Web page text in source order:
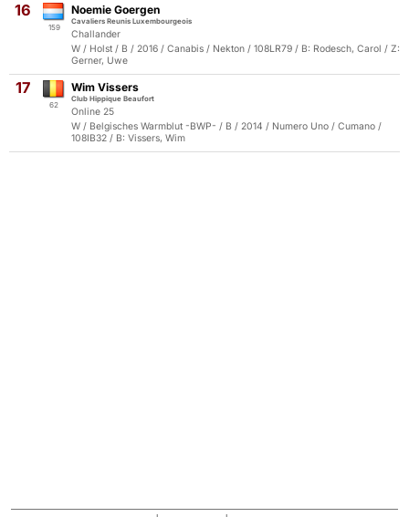
16
159
Noemie Goergen
Cavaliers Reunis Luxembourgeois
Challander
W / Holst / B / 2016 / Canabis / Nekton / 108LR79 / B: Rodesch, Carol / Z:
Gerner, Uwe
17
62
Wim Vissers
Club Hippique Beaufort
Online 25
W / Belgisches Warmblut -BWP- / B / 2014 / Numero Uno / Cumano /
108IB32 / B: Vissers, Wim